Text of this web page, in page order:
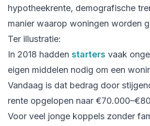
hypotheekrente, demografische
manier waarop woningen worden
Ter illustratie:
In 2018 hadden starters vaak
eigen middelen nodig om een
Vandaag is dat bedrag door
rente opgelopen naar
Voor veel jonge koppels zonder